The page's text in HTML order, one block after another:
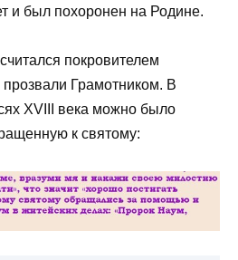
и был похоронен на Родине.
покровителем
прозвали Грамотником. В
XVIII века можно было
к святому: